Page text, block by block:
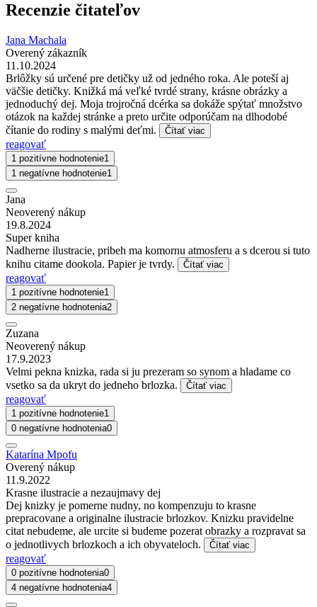
Recenzie čitateľov
Jana Machala
Overený zákazník
11.10.2024
Brlôžky sú určené pre detičky už od jedného roka. Ale poteší aj
väčšie detičky. Knižká má veľké tvrdé strany, krásne obrázky a
jednoduchý dej. Moja trojročná dcérka sa dokáže spýtať množstvo
otázok na každej stránke a preto určite odporúčam na dlhodobé
čítanie do rodiny s malými deťmi.
Čítať viac
reagovať
1 pozitívne hodnotenie1
1 negatívne hodnotenie1
Jana
Neoverený nákup
19.8.2024
Super kniha
Nadherne ilustracie, pribeh ma komornu atmosferu a s dcerou si tuto
knihu citame dookola. Papier je tvrdy.
Čítať viac
reagovať
1 pozitívne hodnotenie1
2 negatívne hodnotenia2
Zuzana
Neoverený nákup
17.9.2023
Velmi pekna knizka, rada si ju prezeram so synom a hladame co
vsetko sa da ukryt do jedneho brlozka.
Čítať viac
reagovať
1 pozitívne hodnotenie1
0 negatívne hodnotenia0
Katarína Mpofu
Overený nákup
11.9.2022
Krasne ilustracie a nezaujmavy dej
Dej knizky je pomerne nudny, no kompenzuju to krasne
prepracovane a originalne ilustracie brlozkov. Knizku pravidelne
citat nebudeme, ale urcite si budeme pozerat obrazky a rozpravat sa
o jednotlivych brlozkoch a ich obyvateloch.
Čítať viac
reagovať
0 pozitívne hodnotenia0
4 negatívne hodnotenia4